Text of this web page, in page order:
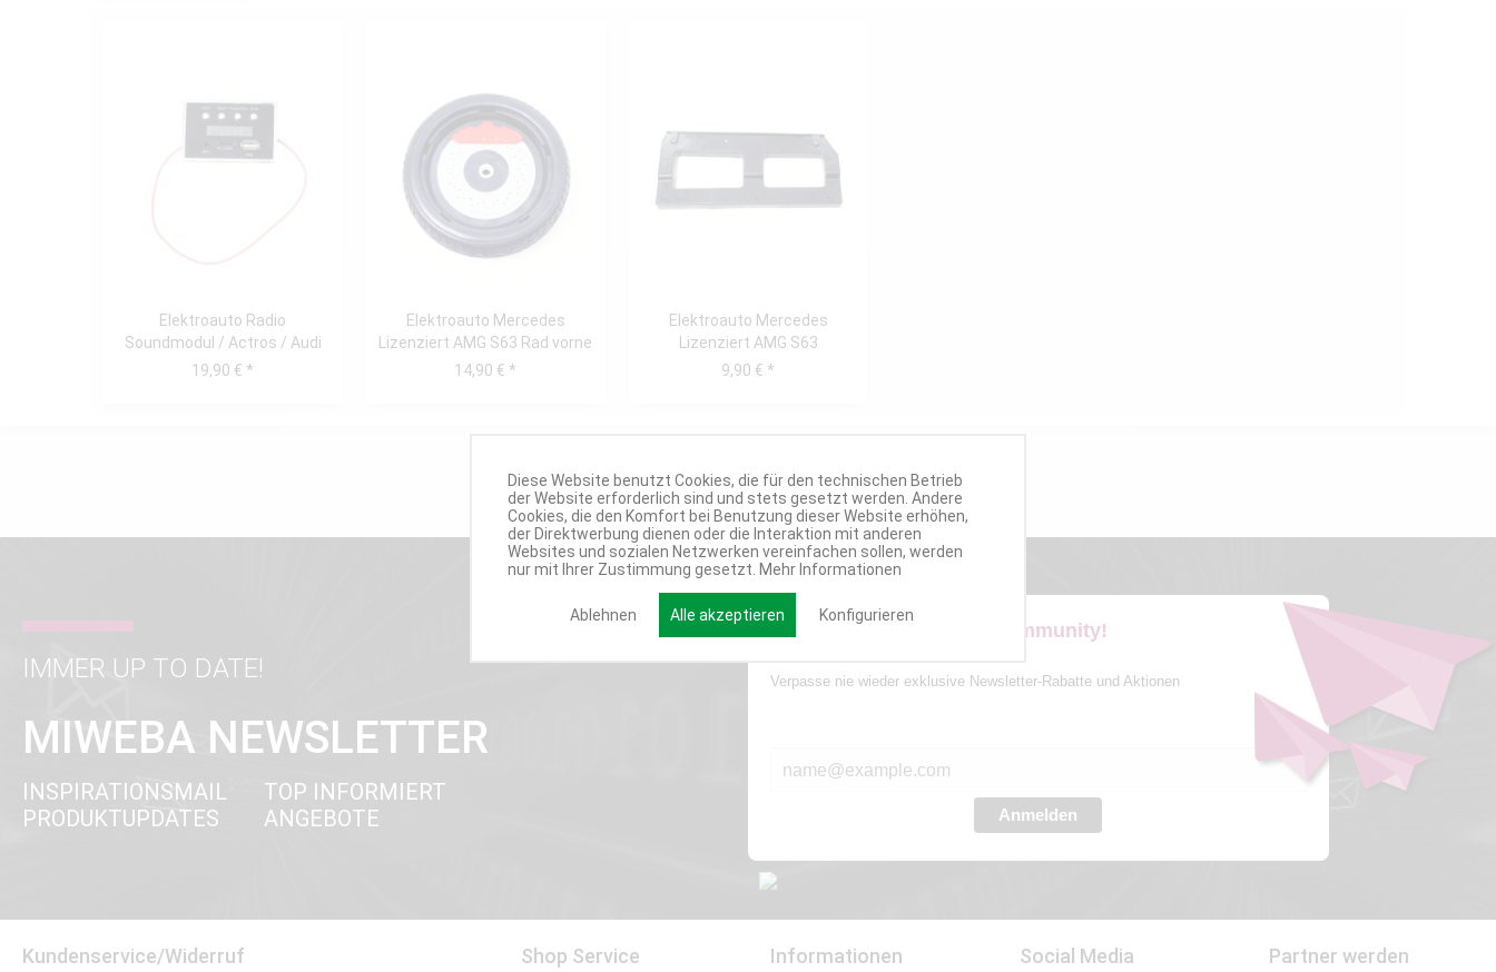
Elektroauto Radio
Soundmodul / Actros / Audi
Q7 4L /GT-R / S63...
19,90 € *
Elektroauto Mercedes
Lizenziert AMG S63 Rad vorne
14,90 € *
Elektroauto Mercedes
Lizenziert AMG S63
Verkleidungshalter links
9,90 € *
IMMER UP TO DATE!
MIWEBA NEWSLETTER
INSPIRATIONSMAIL
PRODUKTUPDATES
TOP INFORMIERT
ANGEBOTE
Werde Teil der Miweba Community!
Verpasse nie wieder exklusive Newsletter-Rabatte und Aktionen
Anmelden
Kundenservice/Widerruf Shop Service Informationen Social Media Partner werden
Diese Website benutzt Cookies, die für den technischen Betrieb
der Website erforderlich sind und stets gesetzt werden. Andere
Cookies, die den Komfort bei Benutzung dieser Website erhöhen,
der Direktwerbung dienen oder die Interaktion mit anderen
Websites und sozialen Netzwerken vereinfachen sollen, werden
nur mit Ihrer Zustimmung gesetzt. Mehr Informationen
Ablehnen Alle akzeptieren Konfigurieren